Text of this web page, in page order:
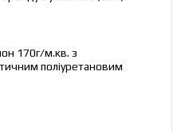
170г/м.кв. з
поліуретановим